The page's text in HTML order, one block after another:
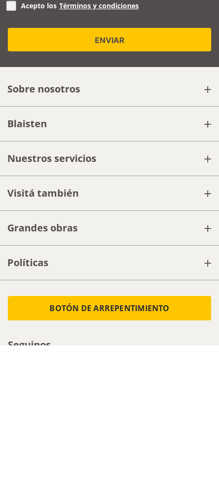
Acepto los Términos y condiciones
Sobre nosotros +
Blaisten +
Nuestros servicios +
Visitá también +
Grandes obras +
Políticas +
BOTÓN DE ARREPENTIMIENTO
Seguinos